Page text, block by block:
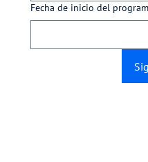
Fecha de inicio del